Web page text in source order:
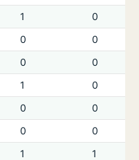
1
0
0
0
0
0
1
0
0
0
0
0
1
1